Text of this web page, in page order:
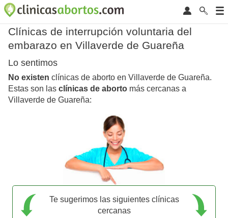
Clínicas de interrupción voluntaria del
embarazo en Villaverde de Guareña
Lo sentimos
No existen clínicas de aborto en Villaverde de Guareña.
Estas son las clínicas de aborto más cercanas a
Villaverde de Guareña:
Te sugerimos las siguientes clínicas
cercanas